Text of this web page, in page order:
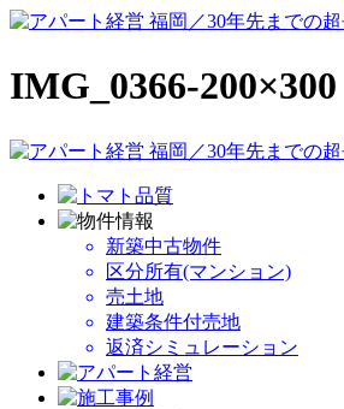
IMG_0366-
新築中古物件
区分所有(マンション)
売土地
建築条件付売地
返済シミュレーション